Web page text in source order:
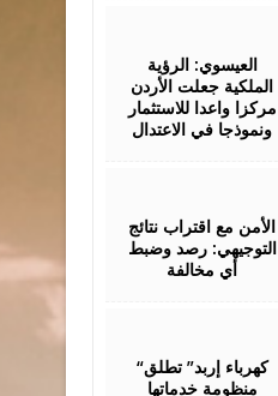
العيسوي: الرؤية
الملكية جعلت الأردن
مركزا واعدا للاستثمار
ونموذجا في الاعتدال
الأمن مع اقتراب نتائج
التوجيهي: رصد وضبط
أي مخالفة
2026
“كهرباء إربد” تطلق
منظومة خدماتها